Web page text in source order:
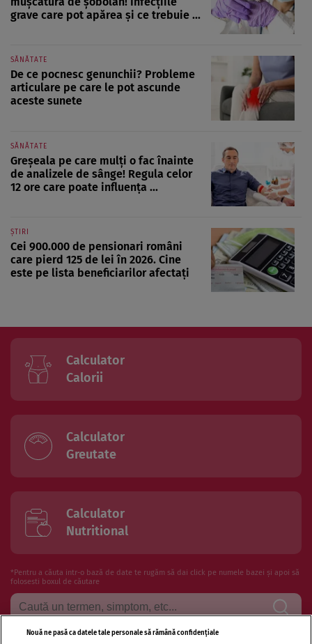
grave care pot apărea și ce trebuie ...
SĂNĂTATE
De ce pocnesc genunchii? Probleme
articulare pe care le pot ascunde
aceste sunete
SĂNĂTATE
Greșeala pe care mulți o fac înainte
de analizele de sânge! Regula celor
12 ore care poate influența ...
ȘTIRI
Cei 900.000 de pensionari români
care pierd 125 de lei în 2026. Cine
este pe lista beneficiarilor afectați
Calculator
Calorii
Calculator
Greutate
Calculator
Nutritional
*Pentru a căuta intr-o bază de date te rugăm să dai click pe numele bazei și apoi să
folosesti boxul de căutare
Nouă ne pasă ca datele tale personale să rămână confidențiale